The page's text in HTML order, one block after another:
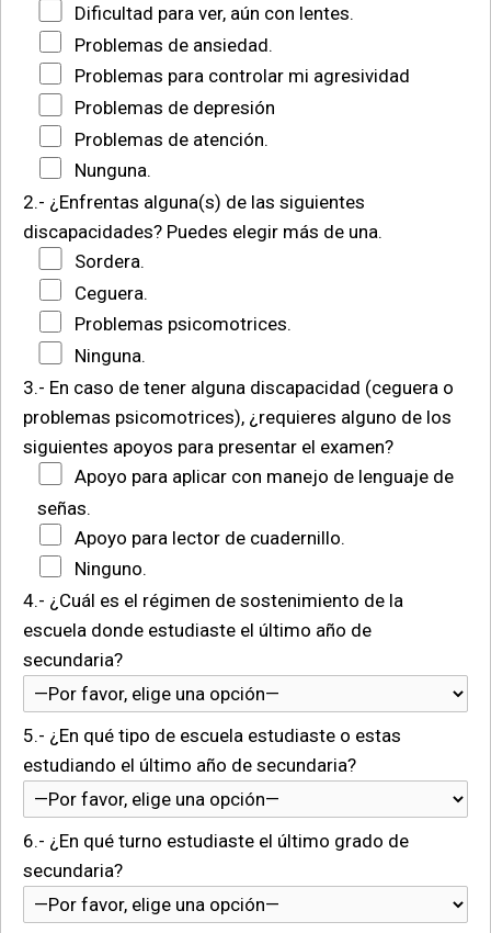
Dificultad para ver, aún con lentes.
Problemas de ansiedad.
Problemas para controlar mi agresividad
Problemas de depresión
Problemas de atención.
Nunguna.
2.- ¿Enfrentas alguna(s) de las siguientes
discapacidades? Puedes elegir más de una.
Sordera.
Ceguera.
Problemas psicomotrices.
Ninguna.
3.- En caso de tener alguna discapacidad (ceguera o
problemas psicomotrices), ¿requieres alguno de los
siguientes apoyos para presentar el examen?
Apoyo para aplicar con manejo de lenguaje de
señas.
Apoyo para lector de cuadernillo.
Ninguno.
4.- ¿Cuál es el régimen de sostenimiento de la
escuela donde estudiaste el último año de
secundaria?
5.- ¿En qué tipo de escuela estudiaste o estas
estudiando el último año de secundaria?
6.- ¿En qué turno estudiaste el último grado de
secundaria?